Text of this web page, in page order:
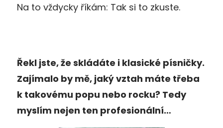
Na to vždycky říkám: Tak si to zkuste.
Řekl jste, že skládáte i klasické písničky.
Zajímalo by mě, jaký vztah máte třeba
k takovému popu nebo rocku? Tedy
myslím nejen ten profesionální…